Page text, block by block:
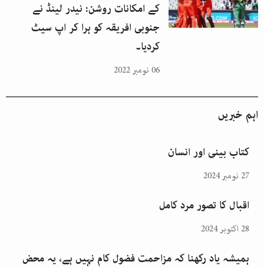
کے امکانات روشن: نیدر لینڈ نے
جنوبی افریقہ کو ہرا کر اپ سیٹ
کردیا۔
06 نومبر 2022
اہم خبریں
کتاب بینی اور انسان
27 نومبر 2024
اقبال کا تصور مرد کامل
28 اکتوبر 2024
ہمیشہ یاد رکھنا کہ مزاحمت فضول کام نہیں ہے، یہ محض